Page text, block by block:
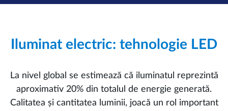
Iluminat electric: tehnologie LED
La nivel global se estimează că iluminatul reprezintă
aproximativ 20% din totalul de energie generată.
Calitatea și cantitatea luminii, joacă un rol important